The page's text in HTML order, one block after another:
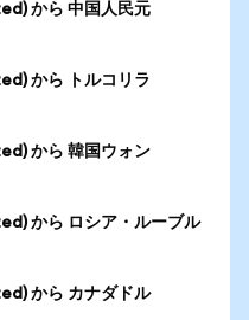
から 中国人民元
から トルコリラ
から 韓国ウォン
から ロシア・ルーブル
から カナダドル